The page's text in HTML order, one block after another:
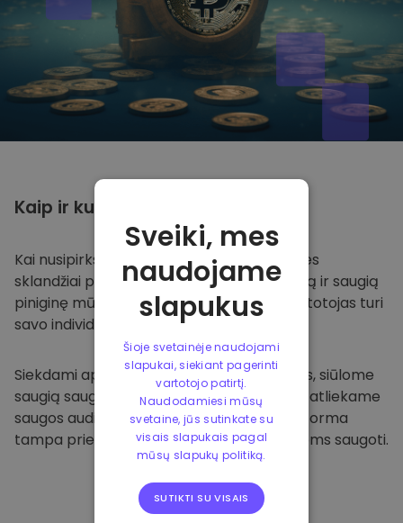
Kaip ir kur
Kai nusipirksite Kriptomat platformoje
, mes
sklandžiai pervesime valiutą į jūsų specialią ir saugią
piniginę mūsų platformoje. Kiekvienas vartotojas turi
savo individualią piniginę.
Siekdami apsaugoti savo klientus ir jų lėšas, siūlome
saugią saugyklą neprisijungus ir reguliariai atliekame
saugos auditus. Dėl šio požiūrio mūsų platforma
tampa prieglobsčiu ir kitoms kriptovaliutoms saugoti.
Sveiki, mes
naudojame
slapukus
Šioje svetainėje naudojami
slapukai, siekiant pagerinti
vartotojo patirtį.
Naudodamiesi mūsų
svetaine, jūs sutinkate su
visais slapukais pagal
mūsų slapukų politiką.
SUTIKTI SU VISAIS